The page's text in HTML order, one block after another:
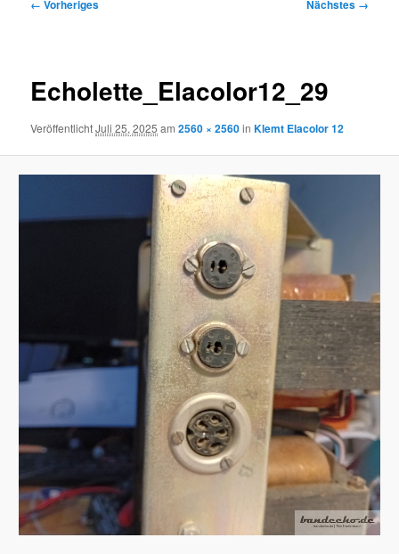
← Vorheriges Nächstes →
Echolette_Elacolor12_29
VeröffentlichtJuli 25, 2025 am2560 × 2560inKlemt Elacolor 12